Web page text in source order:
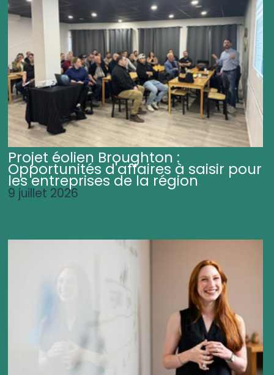
Projet éolien Broughton :
Opportunités d'affaires à saisir pour
les entreprises de la région
9 juillet 2026